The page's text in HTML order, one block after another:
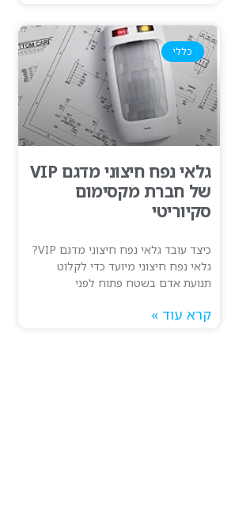
כללי
גלאי נפח חיצוני מדגם VIP
של חברת מקסימום
סקיוריטי
כיצד עובד גלאי נפח חיצוני מדגם VIP?
גלאי נפח חיצוני מיועד כדי לקלוט
תנועת אדם בשטח פתוח לפני
קרא עוד »